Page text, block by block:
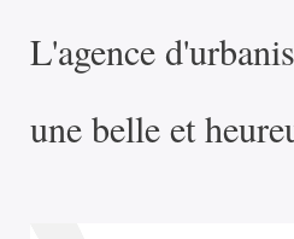
L'agence
une belle et